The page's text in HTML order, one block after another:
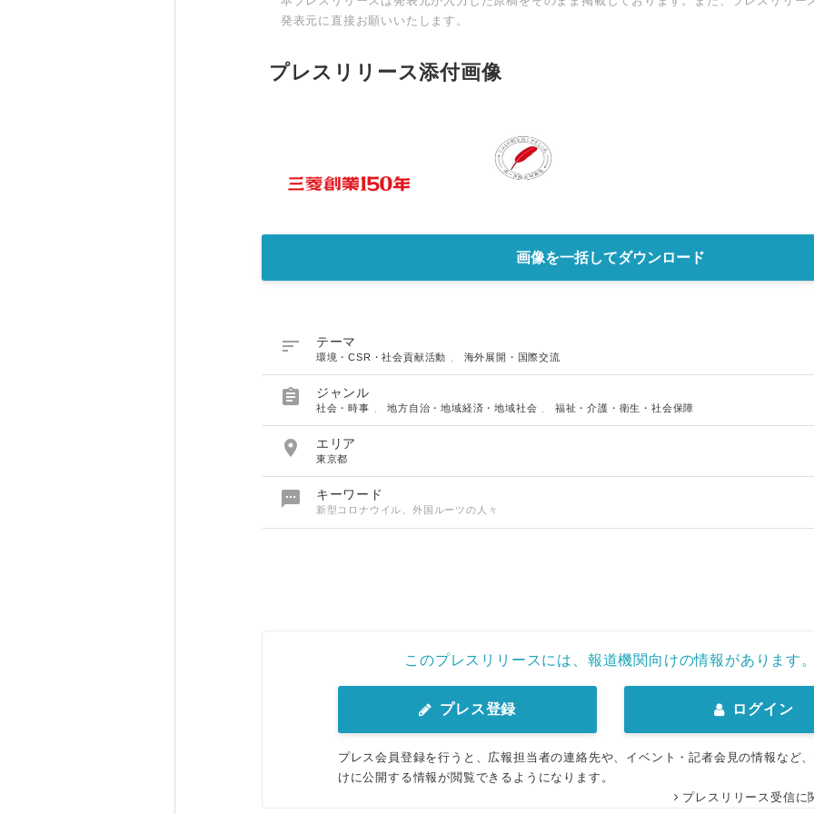
発表元に直接お願いいたします。
プレスリリース添付画像
画像を一括してダウンロード
 テーマ
環境・CSR・社会貢献活動 海外展開・国際交流
 ジャンル
社会・時事 、地方自治・地域経済・地域社会 福祉・介護・衛生・社会保障
 エリア
東京都
 キーワード
新型コロナウイル、外国ルーツの人々
このプレスリリースには、報道機関向けの情報があります。
プレス登録 ログイン
プレス会員登録を行うと、広報担当者の連絡先や、イベント・記者会見の情報など
けに公開する情報が閲覧できるようになります。
プレスリリース受信に